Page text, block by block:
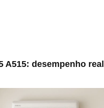
A515: desempenho real